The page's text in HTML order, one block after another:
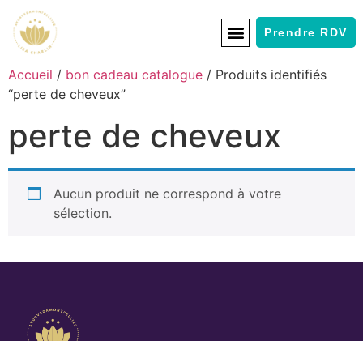
Prendre RDV
Accueil / bon cadeau catalogue / Produits identifiés
“perte de cheveux”
perte de cheveux
Aucun produit ne correspond à votre
sélection.